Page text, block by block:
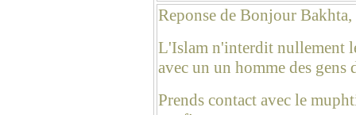
Reponse de Bonjour Bakhta,
L'Islam n'interdit nullement
avec un un homme des gens
Prends contact avec le